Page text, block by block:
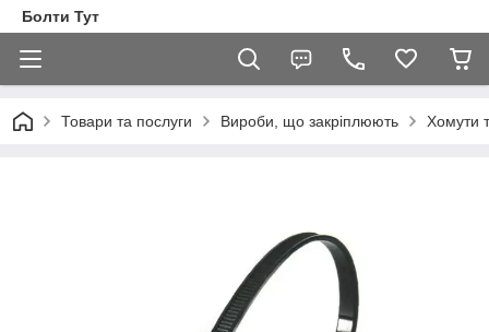
Болти Тут
Товари та послуги Вироби, що закріплюють Хомути